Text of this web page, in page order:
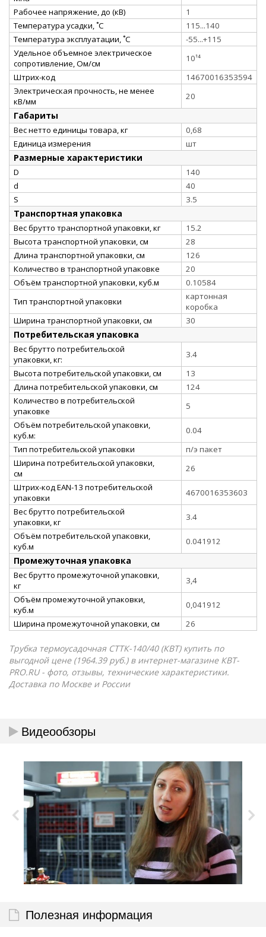
Рабочее напряжение, до (кВ)
1
Температура усадки, ˚С
115...140
Температура эксплуатации, ˚С
-55...+115
Удельное объемное электрическое
сопротивление, Ом/см
10¹⁴
Штрих-код
14670016353594
Электрическая прочность, не менее
кВ/мм
20
Габариты
Вес нетто единицы товара, кг
0,68
Единица измерения
шт
Размерные характеристики
D
140
d
40
S
3.5
Транспортная упаковка
Вес брутто транспортной упаковки, кг
15.2
Высота транспортной упаковки, см
28
Длина транспортной упаковки, см
126
Количество в транспортной упаковке
20
Объём транспортной упаковки, куб.м
0.10584
Тип транспортной упаковки
картонная
коробка
Ширина транспортной упаковки, см
30
Потребительская упаковка
Вес брутто потребительской
упаковки, кг:
3.4
Высота потребительской упаковки, см
13
Длина потребительской упаковки, см
124
Количество в потребительской
упаковке
5
Объём потребительской упаковки,
куб.м:
0.04
Тип потребительской упаковки
п/э пакет
Ширина потребительской упаковки,
см
26
Штрих-код EAN-13 потребительской
упаковки
4670016353603
Вес брутто потребительской
упаковки, кг
3.4
Объём потребительской упаковки,
куб.м
0.041912
Промежуточная упаковка
Вес брутто промежуточной упаковки,
кг
3,4
Объём промежуточной упаковки,
куб.м
0,041912
Ширина промежуточной упаковки, см
26
Трубка термоусадочная СТТК-140/40 (КВТ) купить по
выгодной цене (1964.39 руб.) в интернет-магазине КВТ-
PRO.RU - фото, отзывы, технические характеристики.
Доставка по Москве и России
Видеообзоры
Полезная информация